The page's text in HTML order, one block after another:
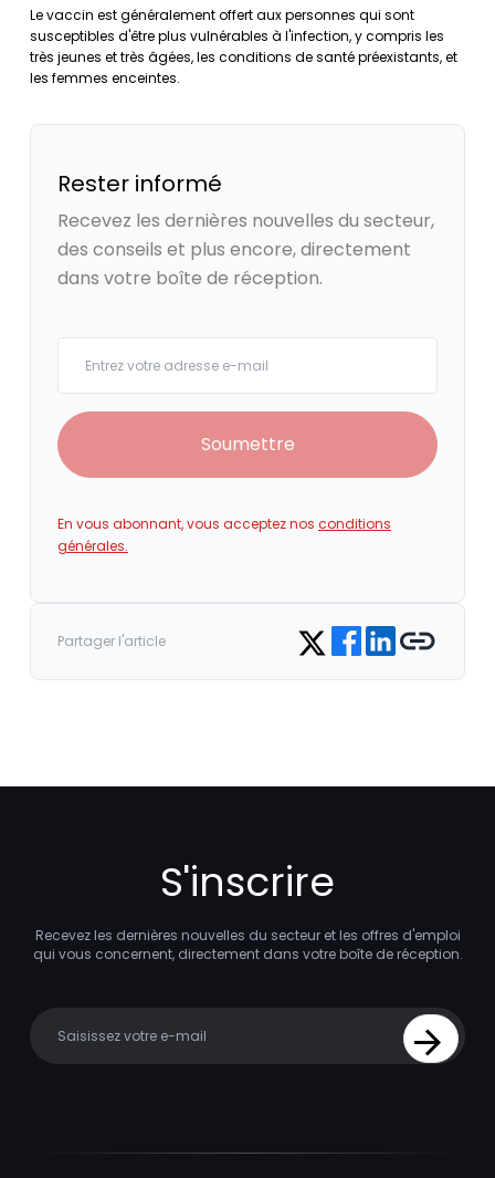
Le vaccin est généralement offert aux personnes qui sont
susceptibles d'être plus vulnérables à l'infection, y compris les
très jeunes et très âgées, les conditions de santé préexistants, et
les femmes enceintes.
Rester informé
Recevez les dernières nouvelles du secteur,
des conseils et plus encore, directement
dans votre boîte de réception.
Soumettre
En vous abonnant, vous acceptez nos conditions
générales.
Partager l'article Share on Twitter
Share on Facebook
Share on LinkedIn
Copy link
S'inscrire
Recevez les dernières nouvelles du secteur et les offres d'emploi
qui vous concernent, directement dans votre boîte de réception.
Sign Up